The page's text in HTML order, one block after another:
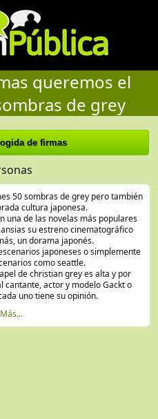
queremos el
de grey
50 sombras de grey pero también
cultura japonesa.
una de las novelas más populares
su estreno cinematográfico
un dorama japonés.
japoneses o simplemente
como seattle.
de christian grey es alta y por
cantante, actor y modelo Gackt o
uno tiene su opinión.